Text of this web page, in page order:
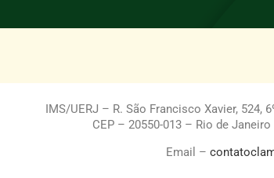
IMS/UERJ – R. São Francisco Xavier, 524,
CEP – 20550-013 – Rio de
Email –